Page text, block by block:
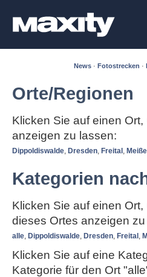
News · Fotostrecken ·
Orte/Regionen
Klicken Sie auf einen
anzeigen zu lassen:
Dippoldiswalde, Dresden, Freital ,
Kategorien
Klicken Sie auf einen
dieses Ortes anzeigen
alle, Dippoldiswalde, Dresden, Freital ,
Klicken Sie auf eine
Kategorie für den Ort